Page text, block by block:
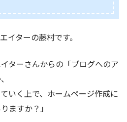
イターの藤村です。
ターさんからの「ブログへのア
いく上で、ホームページ作成に
ますか？」